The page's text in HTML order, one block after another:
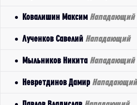
Ковалишин Максим Нападающий
Лученков Савелий Нападающий
Мыльников Никита Нападающий
Невретдинов Дамир Нападающий